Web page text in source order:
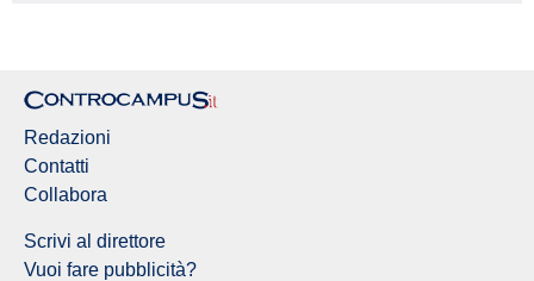
Redazioni
Contatti
Collabora
Scrivi al direttore
Vuoi fare pubblicità?